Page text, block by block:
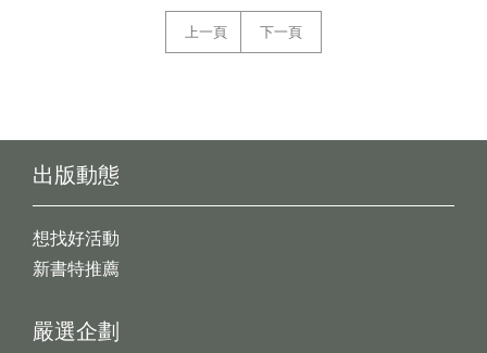
上一頁 下一頁
出版動態
想找好活動
新書特推薦
嚴選企劃